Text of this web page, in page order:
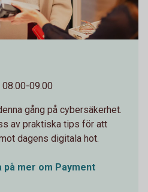
09.00
gång på cybersäkerhet.
av praktiska tips för att
dagens digitala hot.
på mer om Payment